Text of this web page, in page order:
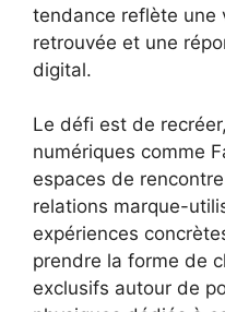
tendance reflète une
retrouvée et une
digital.
Le défi est de
numériques comme
espaces de
relations marque-
expériences
prendre la forme de
exclusifs autour de